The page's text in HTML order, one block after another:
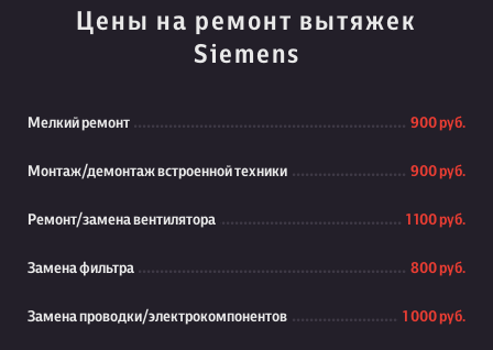
Цены на ремонт вытяжек
Siemens
Мелкий ремонт 900 руб.
Монтаж/демонтаж встроенной техники 900 руб.
Ремонт/замена вентилятора 1 100 руб.
Замена фильтра 800 руб.
Замена проводки/электрокомпонентов 1 000 руб.